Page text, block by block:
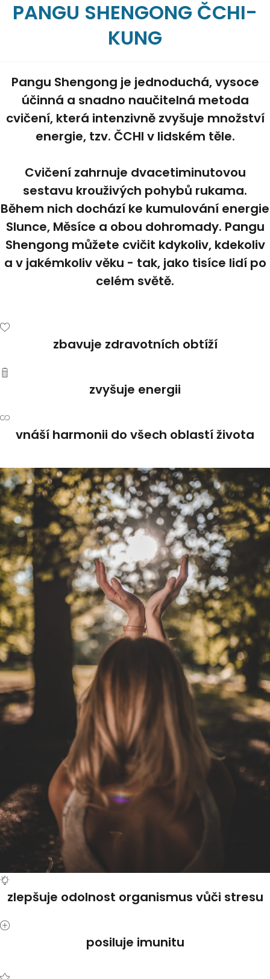
PANGU SHENGONG ČCHI-
KUNG
Pangu Shengong je jednoduchá, vysoce
účinná a snadno naučitelná metoda
cvičení, která intenzivně zvyšuje množství
energie, tzv. ČCHI v lidském těle.
Cvičení zahrnuje dvacetiminutovou
sestavu krouživých pohybů rukama.
Během nich dochází ke kumulování energie
Slunce, Měsíce a obou dohromady. Pangu
Shengong můžete cvičit kdykoliv, kdekoliv
a v jakémkoliv věku - tak, jako tisíce lidí po
celém světě.
zbavuje zdravotních obtíží
zvyšuje energii
vnáší harmonii do všech oblastí života
zlepšuje odolnost organismus vůči stresu
posiluje imunitu